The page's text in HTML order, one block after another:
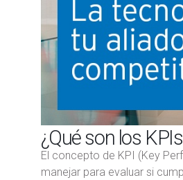
¿Qué son los
El concepto de KPI (Key
manejar para evaluar si